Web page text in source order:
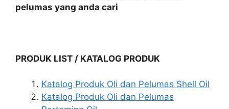
pelumas yang anda cari
PRODUK LIST / KATALOG PRODUK
Katalog Produk Oli dan Pelumas Shell Oil
Katalog Produk Oli dan Pelumas